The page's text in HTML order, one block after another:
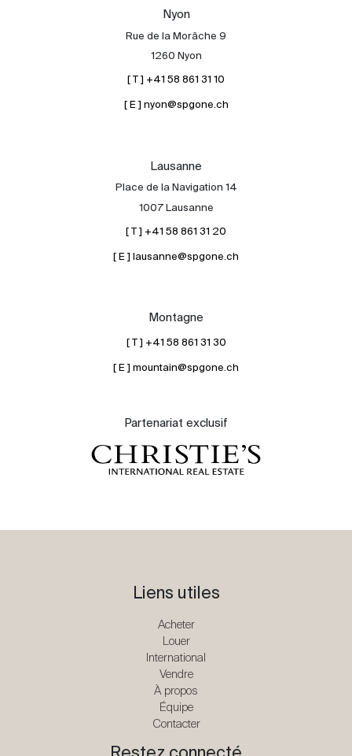
International
Vendre
À propos
Nyon
Rue de la Morâche 9
1260 Nyon
[ T ] +41 58 861 31 10
[ E ] nyon@spgone.ch
Lausanne
Place de la Navigation 14
1007 Lausanne
[ T ] +41 58 861 31 20
[ E ] lausanne@spgone.ch
Montagne
[ T ] +41 58 861 31 30
[ E ] mountain@spgone.ch
Partenariat exclusif
Liens utiles
Acheter
Louer
International
Vendre
À propos
Équipe
Contacter